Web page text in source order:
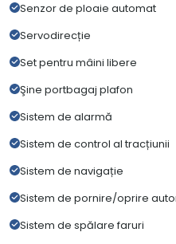
Senzor de ploaie automat
Servodirecție
Set pentru mâini libere
Şine portbagaj plafon
Sistem de alarmă
Sistem de control al tracțiunii
Sistem de navigație
Sistem de pornire/oprire
Sistem de spălare faruri